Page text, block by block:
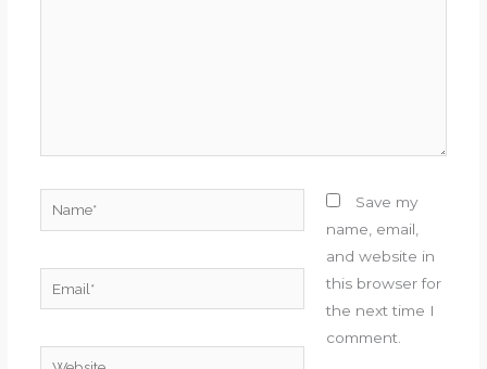
Email*
Website
Save my
name, email,
and website in
this browser for
the next time I
comment.